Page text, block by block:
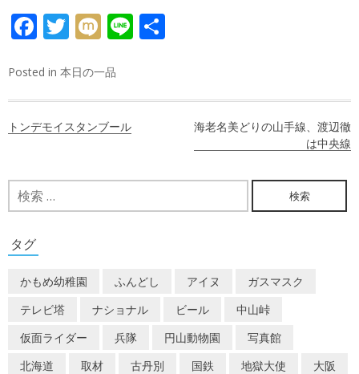
FACEBOOK
TWITTER
MIXILINE
Posted in 本日の一品
ビ
ー
シ
ョ
ン
トンデモイスタンブール
海老名美どりの山手線、渡辺徹
は中央線
検
索:
タグ
かもめ幼稚園 ふんどし アイヌ
ガスマスク
テレビ塔
ナショナル ビール
中山峠
仮面ライダー
兵隊 円山動物園
写真館
北海道
取材 古丹別 国鉄 地獄大使
大阪